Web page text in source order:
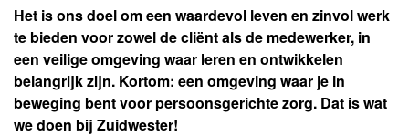
Het is ons doel om een waardevol leven en zinvol werk
te bieden voor zowel de cliënt als de medewerker, in
een veilige omgeving waar leren en ontwikkelen
belangrijk zijn. Kortom: een omgeving waar je in
beweging bent voor persoonsgerichte zorg. Dat is wat
we doen bij Zuidwester!